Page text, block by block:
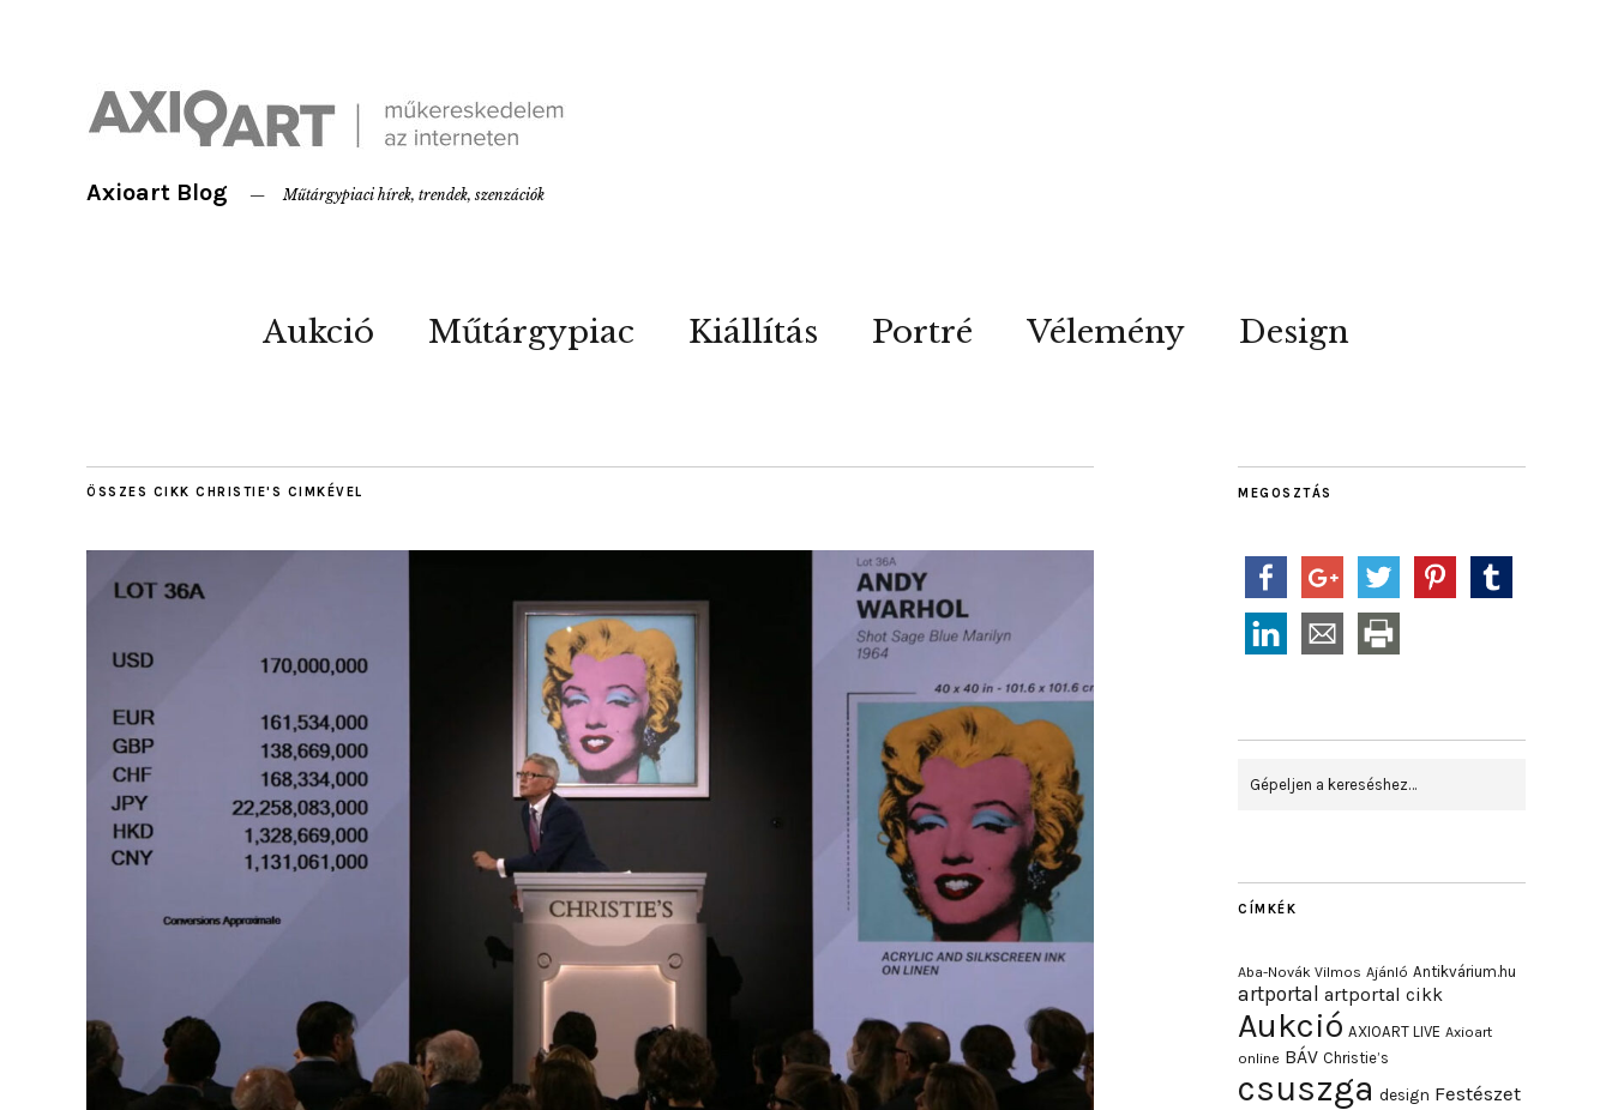
Axioart Blog Műtárgypiaci hírek, trendek, szenzációk
Aukció Műtárgypiac Kiállítás Portré Vélemény Design
ÖSSZES CIKK CHRISTIE'S CIMKÉVEL MEGOSZTÁS
CÍMKÉK
Aba-Novák Vilmos Ajánló Antikvárium.hu
artportal artportal cikk
Aukció AXIOART LIVE Axioart
online BÁV Christie’s
csuszga design Festészet